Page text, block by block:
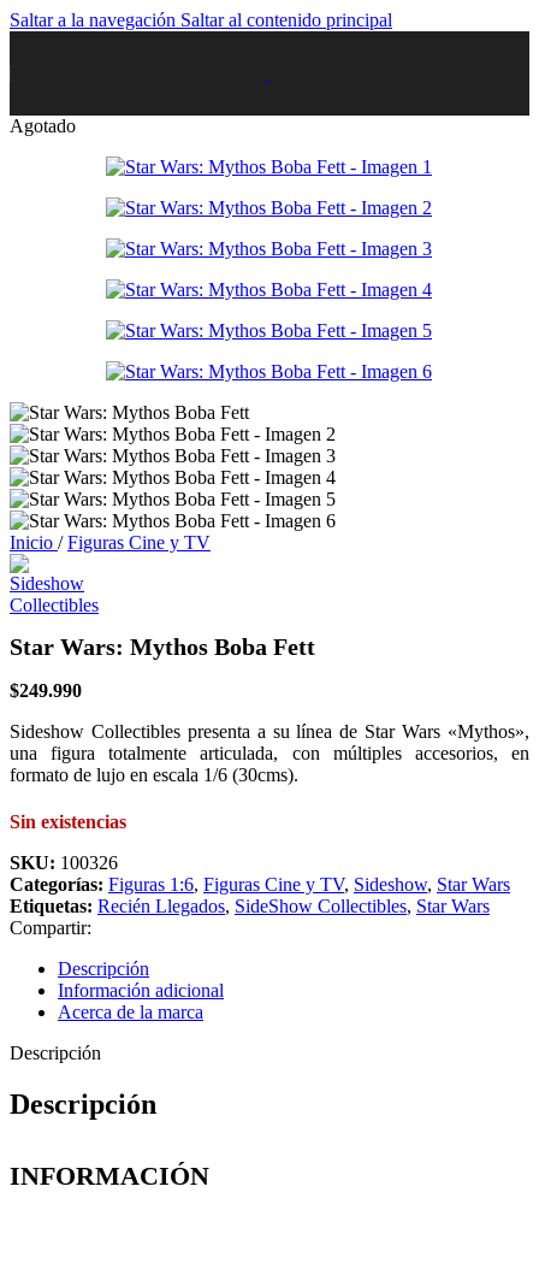
Saltar a la navegación Saltar al contenido principal
Agotado
Inicio / Figuras Cine y TV
Star Wars: Mythos Boba Fett
$249.990
Sideshow Collectibles presenta a su línea de Star Wars «Mythos»,
una figura totalmente articulada, con múltiples accesorios, en
formato de lujo en escala 1/6 (30cms).
Sin existencias
SKU: 100326
Categorías: Figuras 1:6, Figuras Cine y TV, Sideshow, Star Wars
Etiquetas: Recién Llegados, SideShow Collectibles, Star Wars
Compartir:
Descripción
Información adicional
Acerca de la marca
Descripción
Descripción
INFORMACIÓN